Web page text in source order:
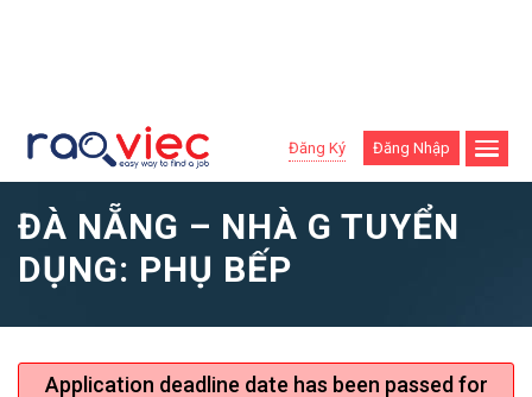
Đăng Ký Đăng Nhập
ĐÀ NẴNG – NHÀ G TUYỂN
DỤNG: PHỤ BẾP
Application deadline date has been passed for